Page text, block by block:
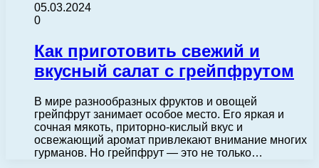
05.03.2024
0
Как приготовить свежий и
вкусный салат с грейпфрутом
В мире разнообразных фруктов и овощей
грейпфрут занимает особое место. Его яркая и
сочная мякоть, приторно-кислый вкус и
освежающий аромат привлекают внимание многих
гурманов. Но грейпфрут — это не только…